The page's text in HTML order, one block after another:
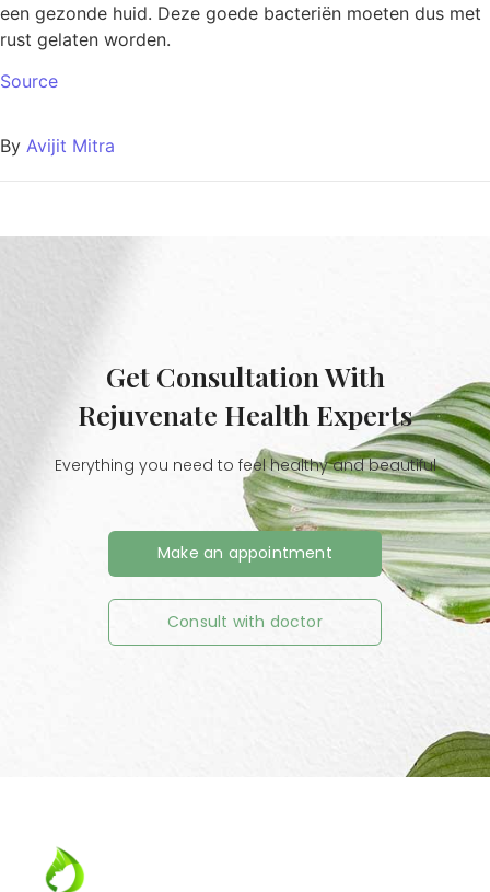
een gezonde huid. Deze goede bacteriën moeten dus met
rust gelaten worden.
Source
By Avijit Mitra
Get Consultation With
Rejuvenate Health Experts
Everything you need to feel healthy and beautiful
Make an appointment
Consult with doctor